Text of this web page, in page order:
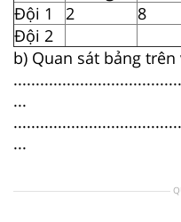
Đội 1
2
8
Đội 2
b) Quan sát bảng
...
...